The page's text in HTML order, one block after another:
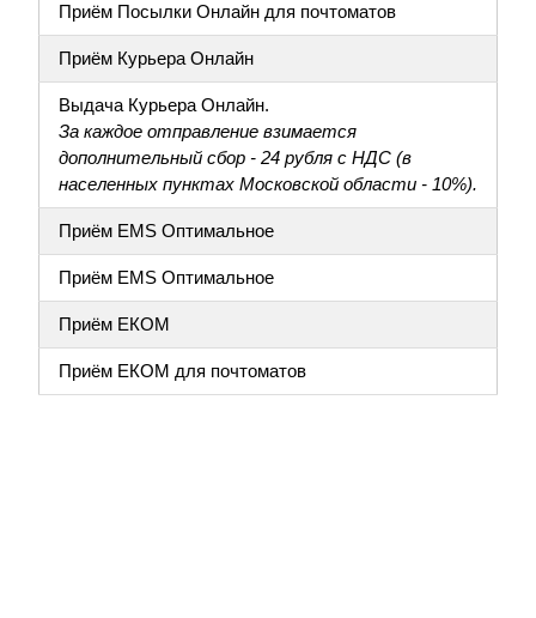
Приём Посылки Онлайн для почтоматов
Приём Курьера Онлайн
Выдача Курьера Онлайн.
За каждое отправление взимается
дополнительный сбор - 24 рубля с НДС (в
населенных пунктах Московской области - 10%).
Приём EMS Оптимальное
Приём EMS Оптимальное
Приём ЕКОМ
Приём ЕКОМ для почтоматов